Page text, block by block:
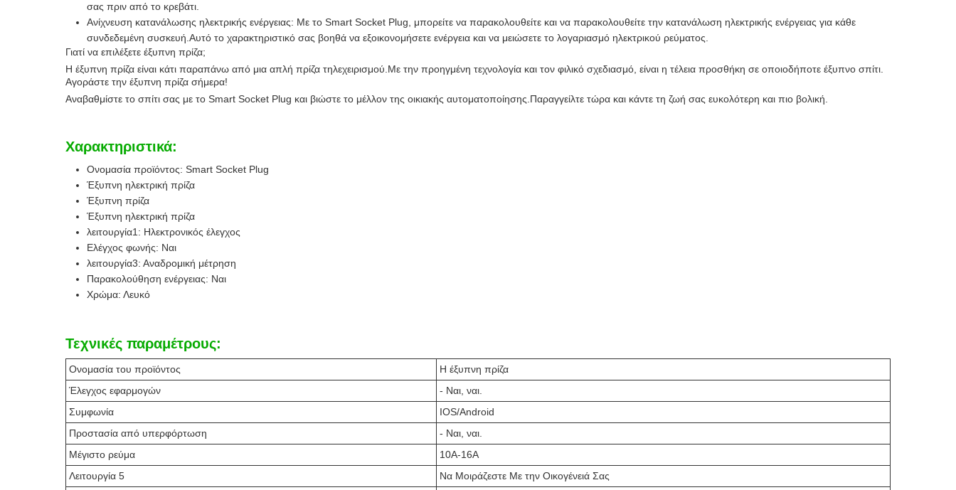
σας πριν από το κρεβάτι.
Ανίχνευση κατανάλωσης ηλεκτρικής ενέργειας: Με το Smart Socket Plug, μπορείτε να παρακολουθείτε και να παρακολουθείτε την κατανάλωση ηλεκτρικής ενέργειας για κάθε
συνδεδεμένη συσκευή.Αυτό το χαρακτηριστικό σας βοηθά να εξοικονομήσετε ενέργεια και να μειώσετε το λογαριασμό ηλεκτρικού ρεύματος.
Γιατί να επιλέξετε έξυπνη πρίζα;
Η έξυπνη πρίζα είναι κάτι παραπάνω από μια απλή πρίζα τηλεχειρισμού.Με την προηγμένη τεχνολογία και τον φιλικό σχεδιασμό, είναι η τέλεια προσθήκη σε οποιοδήποτε έξυπνο σπίτι.
Αγοράστε την έξυπνη πρίζα σήμερα!
Αναβαθμίστε το σπίτι σας με το Smart Socket Plug και βιώστε το μέλλον της οικιακής αυτοματοποίησης.Παραγγείλτε τώρα και κάντε τη ζωή σας ευκολότερη και πιο βολική.
Χαρακτηριστικά:
Ονομασία προϊόντος: Smart Socket Plug
Έξυπνη ηλεκτρική πρίζα
Έξυπνη πρίζα
Έξυπνη ηλεκτρική πρίζα
λειτουργία1: Ηλεκτρονικός έλεγχος
Ελέγχος φωνής: Ναι
λειτουργία3: Αναδρομική μέτρηση
Παρακολούθηση ενέργειας: Ναι
Χρώμα: Λευκό
Τεχνικές παραμέτρους:
Ονομασία του προϊόντος
Η έξυπνη πρίζα
Έλεγχος εφαρμογών
- Ναι, ναι.
Συμφωνία
IOS/Android
Προστασία από υπερφόρτωση
- Ναι, ναι.
Μέγιστο ρεύμα
10Α-16Α
Λειτουργία 5
Να Μοιράζεστε Με την Οικογένειά Σας